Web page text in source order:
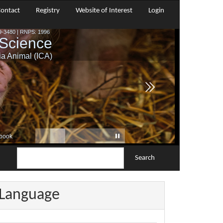
Registry Website of Interest Login
Search
Language